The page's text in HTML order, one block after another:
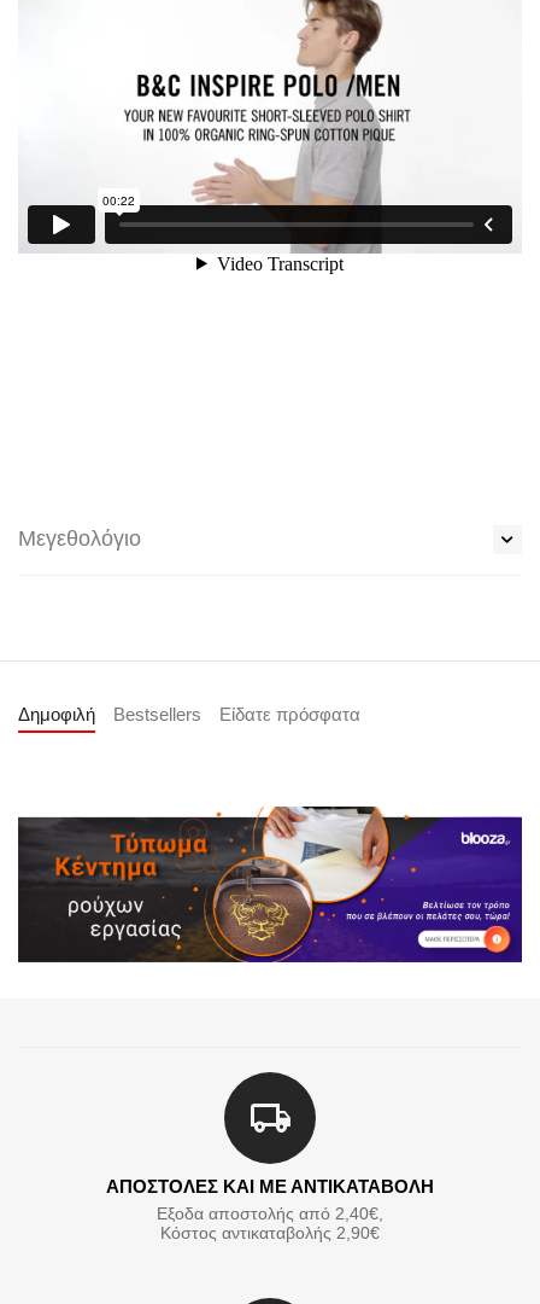
Μεγεθολόγιο
Δημοφιλή Bestsellers Είδατε πρόσφατα
ΑΠΟΣΤΟΛΕΣ ΚΑΙ ΜΕ ΑΝΤΙΚΑΤΑΒΟΛΗ
Εξοδα αποστολής από 2,40€,
Κόστος αντικαταβολής 2,90€